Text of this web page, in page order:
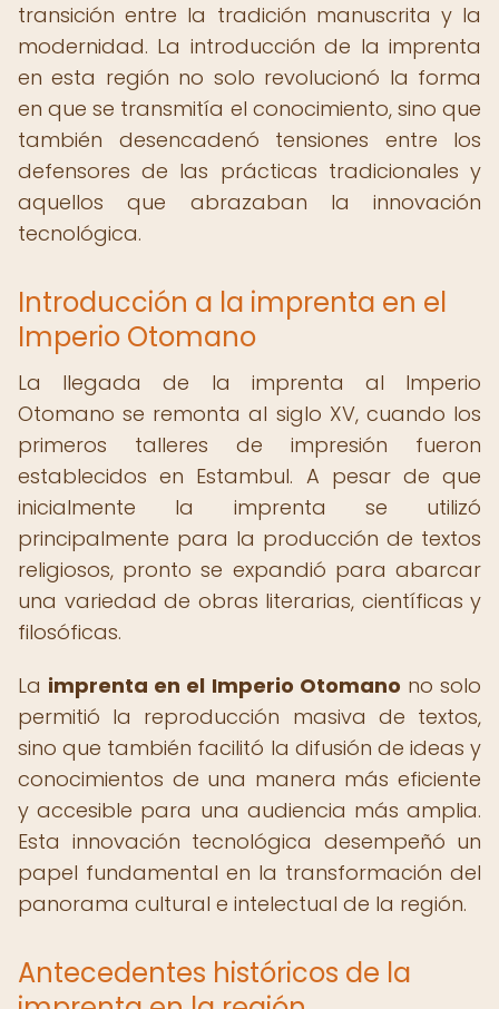
transición entre la tradición manuscrita y la
modernidad. La introducción de la imprenta
en esta región no solo revolucionó la forma
en que se transmitía el conocimiento, sino que
también desencadenó tensiones entre los
defensores de las prácticas tradicionales y
aquellos que abrazaban la innovación
tecnológica.
Introducción a la imprenta en el
Imperio Otomano
La llegada de la imprenta al Imperio
Otomano se remonta al siglo XV, cuando los
primeros talleres de impresión fueron
establecidos en Estambul. A pesar de que
inicialmente la imprenta se utilizó
principalmente para la producción de textos
religiosos, pronto se expandió para abarcar
una variedad de obras literarias, científicas y
filosóficas.
La imprenta en el Imperio Otomano no solo
permitió la reproducción masiva de textos,
sino que también facilitó la difusión de ideas y
conocimientos de una manera más eficiente
y accesible para una audiencia más amplia.
Esta innovación tecnológica desempeñó un
papel fundamental en la transformación del
panorama cultural e intelectual de la región.
Antecedentes históricos de la